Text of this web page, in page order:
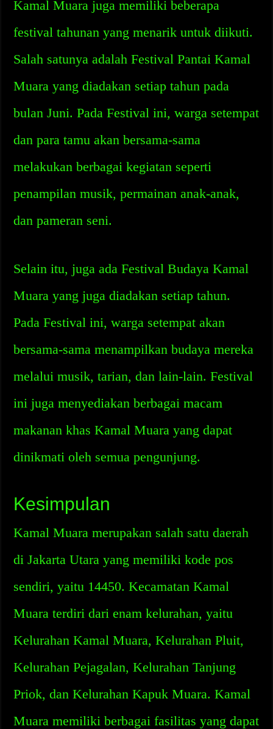
Kamal Muara juga memiliki beberapa
festival tahunan yang menarik untuk diikuti.
Salah satunya adalah Festival Pantai Kamal
Muara yang diadakan setiap tahun pada
bulan Juni. Pada Festival ini, warga setempat
dan para tamu akan bersama-sama
melakukan berbagai kegiatan seperti
penampilan musik, permainan anak-anak,
dan pameran seni.
Selain itu, juga ada Festival Budaya Kamal
Muara yang juga diadakan setiap tahun.
Pada Festival ini, warga setempat akan
bersama-sama menampilkan budaya mereka
melalui musik, tarian, dan lain-lain. Festival
ini juga menyediakan berbagai macam
makanan khas Kamal Muara yang dapat
dinikmati oleh semua pengunjung.
Kesimpulan
Kamal Muara merupakan salah satu daerah
di Jakarta Utara yang memiliki kode pos
sendiri, yaitu 14450. Kecamatan Kamal
Muara terdiri dari enam kelurahan, yaitu
Kelurahan Kamal Muara, Kelurahan Pluit,
Kelurahan Pejagalan, Kelurahan Tanjung
Priok, dan Kelurahan Kapuk Muara. Kamal
Muara memiliki berbagai fasilitas yang dapat